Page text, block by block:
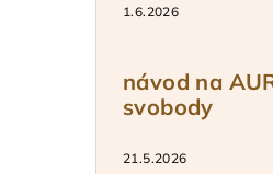
1.6.2026
návod na
svobody
21.5.2026